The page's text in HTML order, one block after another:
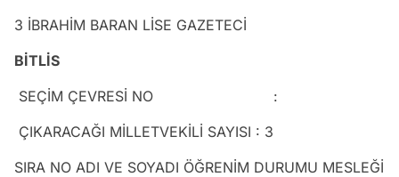
3 İBRAHİM BARAN LİSE GAZETECİ
BİTLİS
SEÇİM ÇEVRESİ NO :
ÇIKARACAĞI MİLLETVEKİLİ SAYISI : 3
SIRA NO ADI VE SOYADI ÖĞRENİM DURUMU MESLEĞİ